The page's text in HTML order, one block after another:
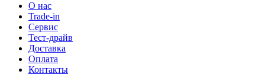
О нас
Trade-in
Сервис
Тест-драйв
Доставка
Оплата
Контакты